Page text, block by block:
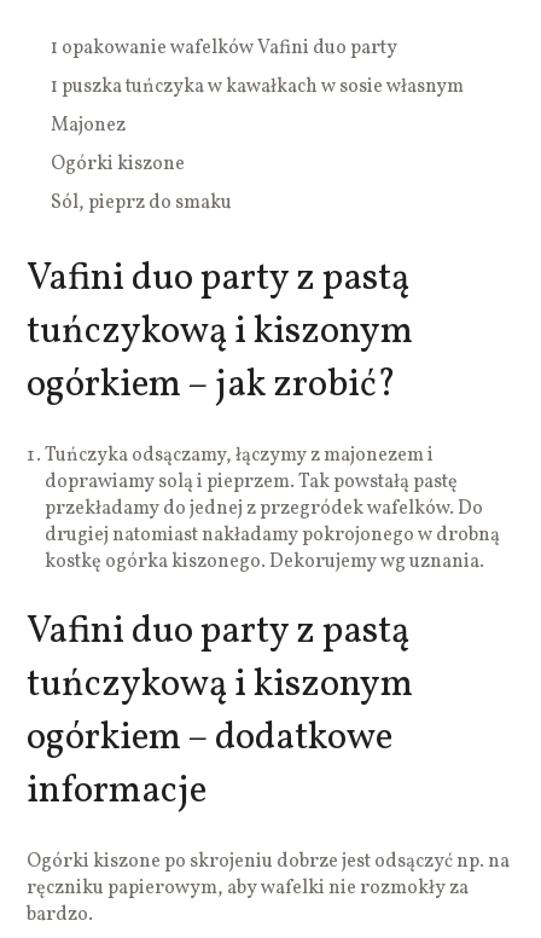
1 opakowanie wafelków Vafini duo party
1 puszka tuńczyka w kawałkach w sosie własnym
Majonez
Ogórki kiszone
Sól, pieprz do smaku
Vafini duo party z pastą
tuńczykową i kiszonym
ogórkiem – jak zrobić?
Tuńczyka odsączamy, łączymy z majonezem i
doprawiamy solą i pieprzem. Tak powstałą pastę
przekładamy do jednej z przegródek wafelków. Do
drugiej natomiast nakładamy pokrojonego w drobną
kostkę ogórka kiszonego. Dekorujemy wg uznania.
Vafini duo party z pastą
tuńczykową i kiszonym
ogórkiem – dodatkowe
informacje
Ogórki kiszone po skrojeniu dobrze jest odsączyć np. na
ręczniku papierowym, aby wafelki nie rozmokły za
bardzo.